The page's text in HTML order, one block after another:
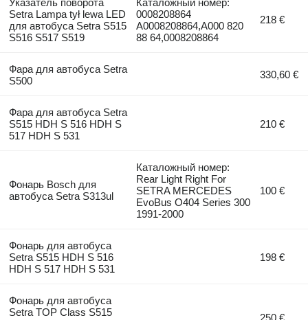
Указатель поворота
Setra Lampa tył lewa LED
для автобуса Setra S515
S516 S517 S519
Каталожный номер:
0008208864
A0008208864,A000 820
88 64,0008208864
218 €
Фара для автобуса Setra
S500
330,60 €
Фара для автобуса Setra
S515 HDH S 516 HDH S
517 HDH S 531
210 €
Фонарь Bosch для
автобуса Setra S313ul
Каталожный номер:
Rear Light Right For
SETRA MERCEDES
EvoBus O404 Series 300
1991-2000
100 €
Фонарь для автобуса
Setra S515 HDH S 516
HDH S 517 HDH S 531
198 €
Фонарь для автобуса
Setra TOP Class S515
250 €